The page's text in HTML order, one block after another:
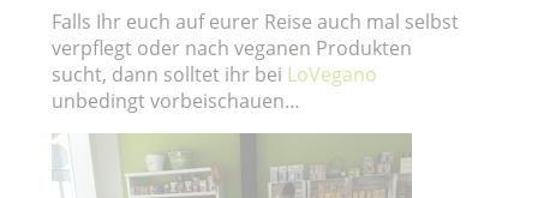
Falls Ihr euch auf eurer Reise auch mal selbst
verpflegt oder nach veganen Produkten
sucht, dann solltet ihr bei LoVegano
unbedingt vorbeischauen…